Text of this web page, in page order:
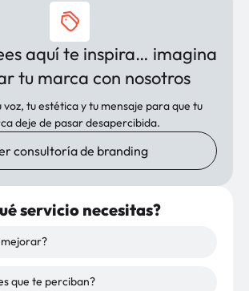
aquí te inspira… imagina
tu marca con nosotros
voz, tu estética y tu mensaje para que tu
deje de pasar desapercibida.
consultoría de branding
servicio necesitas?